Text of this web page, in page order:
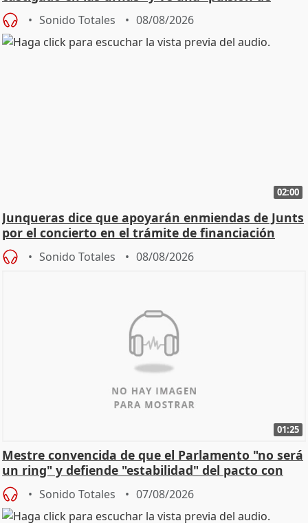
cambio"
Sonido Totales 08/08/2026
02:00
Junqueras dice que apoyarán enmiendas de Junts
por el concierto en el trámite de financiación
Sonido Totales 08/08/2026
01:25
Mestre convencida de que el Parlamento "no será
un ring" y defiende "estabilidad" del pacto con
Vox
Sonido Totales 07/08/2026